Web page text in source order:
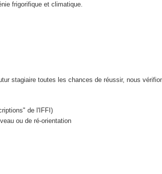
frigorifique et climatique.
stagiaire toutes les chances de réussir, nous
de l'IFFI)
ou de ré-orientation